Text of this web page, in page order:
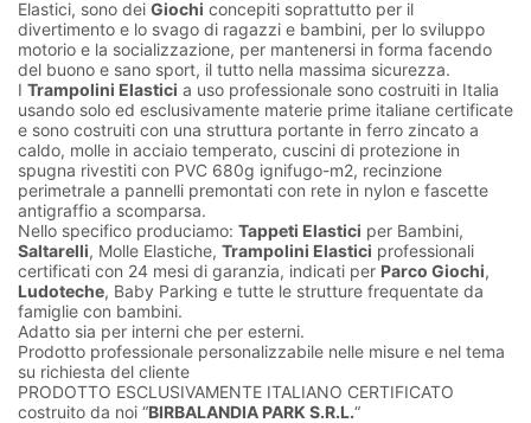
Elastici, sono dei Giochi concepiti soprattutto per il
divertimento e lo svago di ragazzi e bambini, per lo sviluppo
motorio e la socializzazione, per mantenersi in forma facendo
del buono e sano sport, il tutto nella massima sicurezza.
I Trampolini Elastici a uso professionale sono costruiti in Italia
usando solo ed esclusivamente materie prime italiane certificate
e sono costruiti con una struttura portante in ferro zincato a
caldo, molle in acciaio temperato, cuscini di protezione in
spugna rivestiti con PVC 680g ignifugo-m2, recinzione
perimetrale a pannelli premontati con rete in nylon e fascette
antigraffio a scomparsa.
Nello specifico produciamo: Tappeti Elastici per Bambini,
Saltarelli, Molle Elastiche, Trampolini Elastici professionali
certificati con 24 mesi di garanzia, indicati per Parco Giochi,
Ludoteche, Baby Parking e tutte le strutture frequentate da
famiglie con bambini.
Adatto sia per interni che per esterni.
Prodotto professionale personalizzabile nelle misure e nel tema
su richiesta del cliente
PRODOTTO ESCLUSIVAMENTE ITALIANO CERTIFICATO
costruito da noi “BIRBALANDIA PARK S.R.L.“